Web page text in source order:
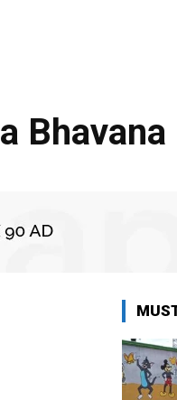
Bhavana